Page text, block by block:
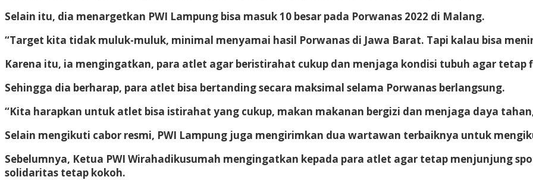
Selain itu, dia menargetkan PWI Lampung bisa masuk 10 besar pada Porwanas 2022 di Malang.
“Target kita tidak muluk-muluk, minimal menyamai hasil Porwanas di Jawa Barat. Tapi kalau bisa
Karena itu, ia mengingatkan, para atlet agar beristirahat cukup dan menjaga kondisi tubuh agar tetap
Sehingga dia berharap, para atlet bisa bertanding secara maksimal selama Porwanas berlangsung.
“Kita harapkan untuk atlet bisa istirahat yang cukup, makan makanan bergizi dan menjaga daya
Selain mengikuti cabor resmi, PWI Lampung juga mengirimkan dua wartawan terbaiknya untuk
Sebelumnya, Ketua PWI Wirahadikusumah mengingatkan kepada para atlet agar tetap menjunjung
solidaritas tetap kokoh.